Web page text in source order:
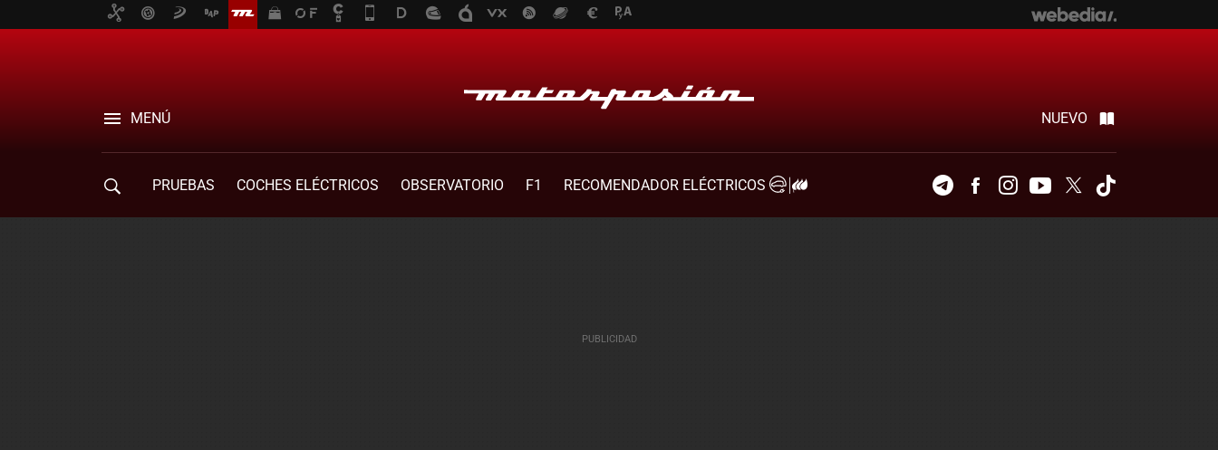
MENÚ NUEVO
PRUEBAS COCHES ELÉCTRICOS OBSERVATORIO F1
RECOMENDADOR ELÉCTRICOS
TelegramFacebookInstagramYoutubeTwitter